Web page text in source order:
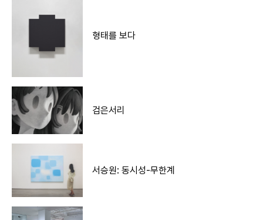
형태를 보다
검은서리
서승원: 동시성-무한계